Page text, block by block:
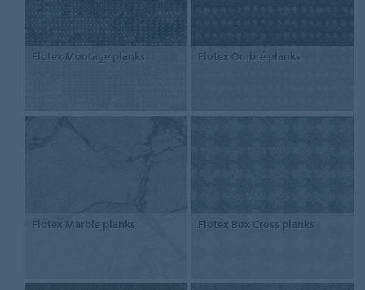
Flotex Montage planks Flotex Ombré planks
Flotex Marble planks Flotex Box Cross planks